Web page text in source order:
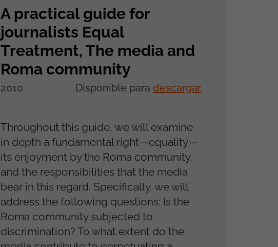
A practical guide for
journalists Equal
Treatment, The media and
Roma community
2010 Disponible para descargar
Throughout this guide, we will examine
in depth a fundamental right—equality—
its enjoyment by the Roma community,
and the responsibilities that the media
bear in this regard. Specifically, we will
address the following questions: Is the
Roma community subjected to
discrimination? To what extent do the